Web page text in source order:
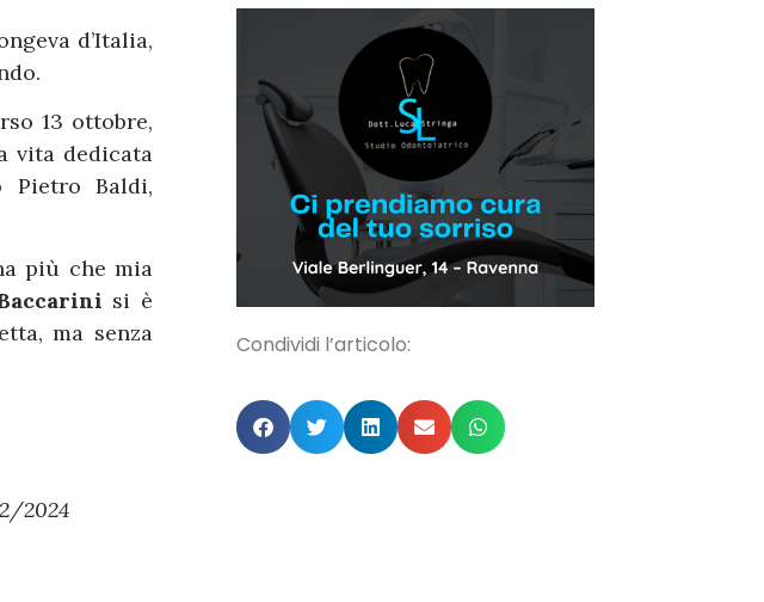
d’Italia,
13 ottobre,
vita dedicata
Pietro Baldi,
più che mia
si è
ma senza
2024
Condividi l’articolo: